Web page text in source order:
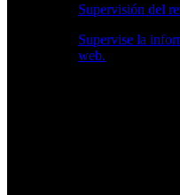
Supervisión del
Supervise la
web.